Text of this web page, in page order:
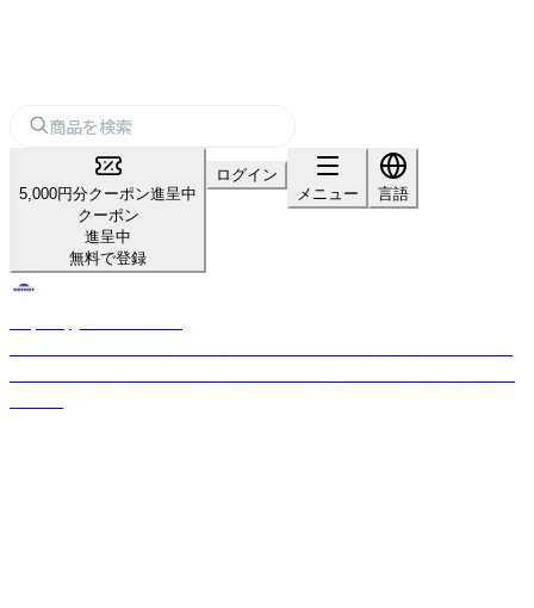
5,000円分クーポン進呈中
クーポン
進呈中
無料で登録
ログイン
メニュー
言語